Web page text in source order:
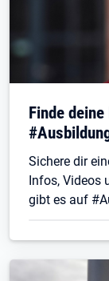
Finde
Sichere dir
Infos, Videos
gibt es auf